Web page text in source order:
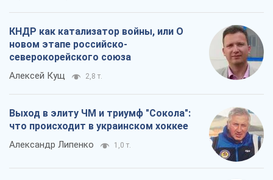
КНДР как катализатор войны, или О
новом этапе российско-
северокорейского союза
Алексей Кущ 2,8 т.
Выход в элиту ЧМ и триумф "Сокола":
что происходит в украинском хоккее
Александр Липенко 1,0 т.